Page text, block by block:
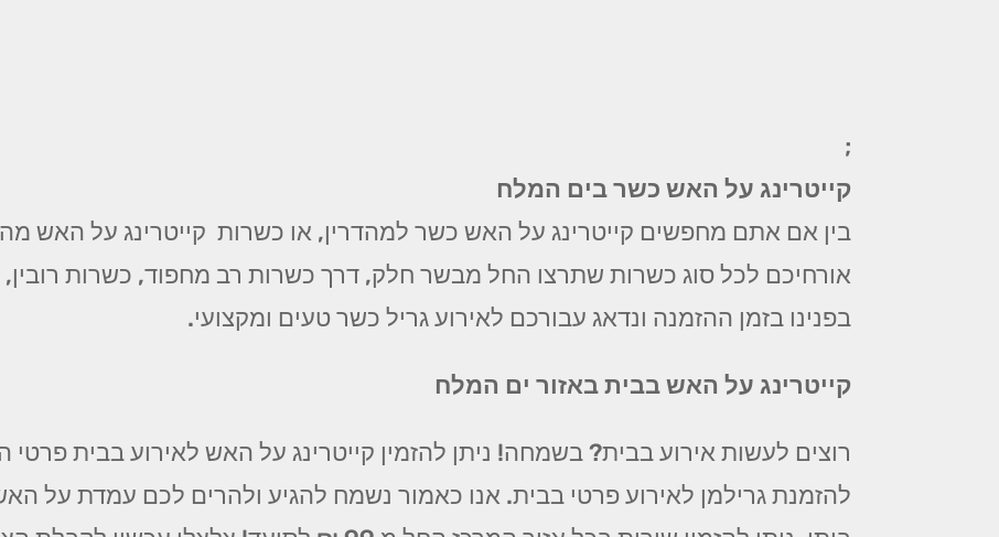
;
קייטרינג על האש כשר בים המלח
בין אם אתם מחפשים קייטרינג על האש כשר למהדרין, או כשרות קייטרינג על האש
אורחיכם לכל סוג כשרות שתרצו החל מבשר חלק, דרך כשרות רב מחפוד, כשרות רובין,
בפנינו בזמן ההזמנה ונדאג עבורכם לאירוע גריל כשר טעים ומקצועי.
קייטרינג על האש בבית באזור ים המלח
רוצים לעשות אירוע בבית? בשמחה! ניתן להזמין קייטרינג על האש לאירוע בבית
להזמנת גרילמן לאירוע פרטי בבית. אנו כאמור נשמח להגיע ולהרים לכם עמדת על